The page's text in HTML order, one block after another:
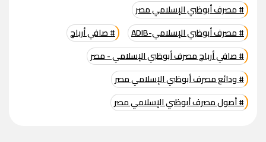
# مصرف أبوظبي الإسلامي مصر
# مصرف أبوظبي الإسلامي-ADIB
# صافي أرباح
# صافي أرباح مصرف أبوظبي الإسلامي - مصر
# ودائع مصرف أبوظبي الإسلامي مصر
# أصول مصرف أبوظبي الإسلامي مصر